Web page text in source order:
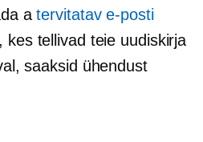
atervitatav e-posti
kes tellivad teie uudiskirja
saaksid ühendust